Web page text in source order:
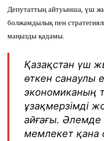
Депутаттың айтуынша, үш
болжамдылық пен
маңызды қадамы.
Қазақстан үш
өткен санаулы
экономиканың
ұзақмерзімді
айғағы.
мемлекет қана